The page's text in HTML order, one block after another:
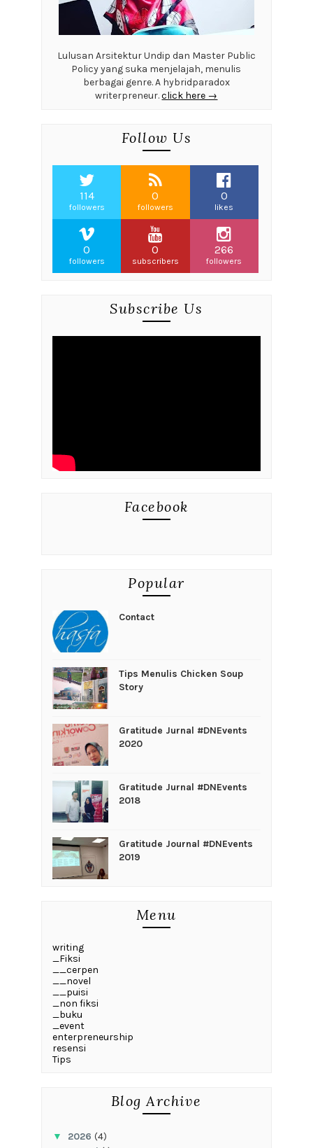
Lulusan Arsitektur Undip dan Master Public
Policy yang suka menjelajah, menulis
berbagai genre. A hybridparadox
writerpreneur.click here →
Follow Us
114
followers
0
followers
0
likes
0
followers
0
subscribers
266
followers
Subscribe Us
Facebook
Popular
Contact
Tips Menulis Chicken Soup
Story
Gratitude Jurnal #DNEvents
2020
Gratitude Jurnal #DNEvents
2018
Gratitude Journal #DNEvents
2019
Menu
writing
_Fiksi
__cerpen
__novel
__puisi
_non fiksi
_buku
_event
enterpreneurship
resensi
Tips
Blog Archive
▼ 2026 (4)